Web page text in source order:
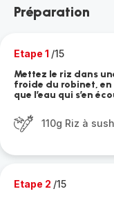
Préparation
Etape 1 /15
Mettez le riz dans
froide du robinet, en
que l’eau qui s’en
110g Riz à
Etape 2 /15